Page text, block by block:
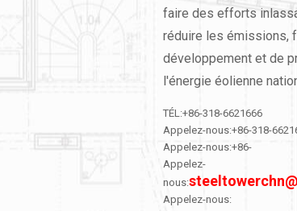
faire des efforts
réduire les émissions,
développement et de
l'énergie éolienne
TÉL:+86-318-6621666
Appelez-nous:+86-318-
Appelez-nous:+86-
Appelez-
nous:
Appelez-nous: